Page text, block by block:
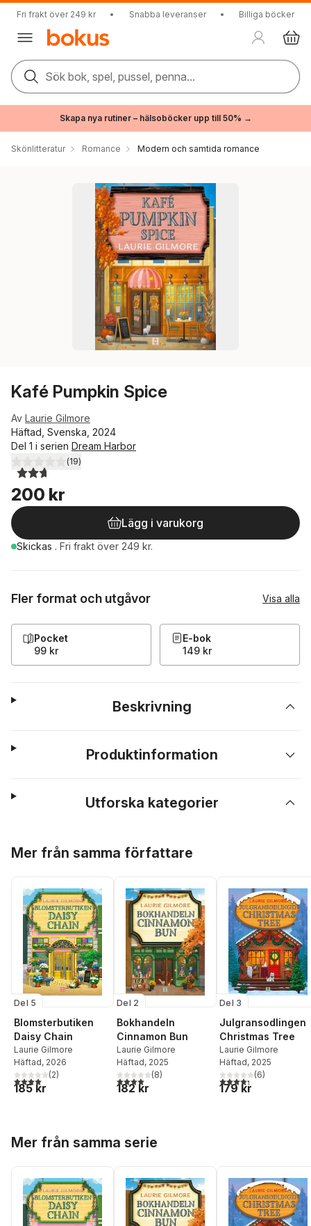
Fri frakt över 249 kr • Snabba leveranser • Billiga böcker
Sök bok, spel, pussel, penna...
Skapa nya rutiner – hälsoböcker upp till 50% →
Skönlitteratur Romance Modern och samtida romance
Kafé Pumpkin Spice
Av Laurie Gilmore
Häftad, Svenska, 2024
Del 1 i serien Dream Harbor
2,7utav 5 stjärnor. Totalt antal röster:
(19)
200 kr
Lägg i varukorg
Skickas . Fri frakt över 249 kr.
Fler format och utgåvor Visa alla
Pocket
99 kr
E-bok
149 kr
Beskrivning
Produktinformation
Utforska kategorier
Mer från samma författare
Del 5
Blomsterbutiken
Daisy Chain
Laurie Gilmore
Häftad, 2026
4,0utav 5 stjärnor. Totalt antal röster:
(2)
185 kr
Del 2
Bokhandeln
Cinnamon Bun
Laurie Gilmore
Häftad, 2025
4,0utav 5 stjärnor. Totalt antal röster:
(8)
182 kr
Del 3
Julgransodlingen
Christmas Tree
Laurie Gilmore
Häftad, 2025
4,3utav 5 stjärnor.
(6)
179 kr
Mer från samma serie